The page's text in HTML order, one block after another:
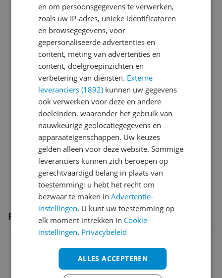
Energie- en waterverbruik
Functies
Fysieke kenmerken
Instellingen en functies
Mogelijke vereisten instellen en gebruik
Overige kenmerken
Productinformatie
Technisch
Waskenmerken
Productomschrijving
en om persoonsgegevens te verwerken,
zoals uw IP-adres, unieke identificatoren
en browsegegevens, voor
gepersonaliseerde advertenties en
content, meting van advertenties en
content, doelgroepinzichten en
verbetering van diensten. Externe
leveranciers (1892) kunnen uw gegevens
ook verwerken voor deze en andere
doeleinden, waaronder het gebruik van
nauwkeurige geolocatiegegevens en
apparaateigenschappen. Uw keuzes
gelden alleen voor deze website. Sommige
leveranciers kunnen zich beroepen op
gerechtvaardigd belang in plaats van
toestemming; u hebt het recht om
bezwaar te maken inAdvertentie-
instellingen. U kunt uw toestemming op
elk moment intrekken in Cookie-
instellingen. Privacybeleid
ALLES ACCEPTEREN